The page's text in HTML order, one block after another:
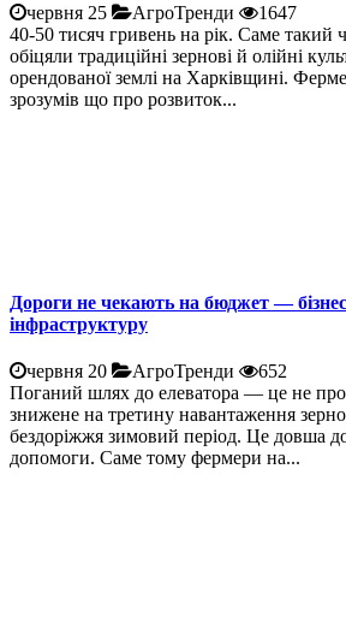
червня 25 АгроТренди
1647
40-50 тисяч гривень на рік. Саме такий
обіцяли традиційні зернові й олійні
орендованої землі на Харківщині.
зрозумів що про розвиток...
Дороги не чекають на бюджет —
інфраструктуру
червня 20 АгроТренди
652
Поганий шлях до елеватора — це не
знижене на третину навантаження
бездоріжжя зимовий період. Це довша
допомоги. Саме тому фермери на...